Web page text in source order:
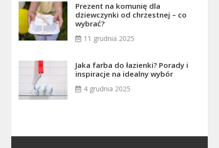
Prezent na komunię dla
dziewczynki od chrzestnej – co
wybrać?
11 grudnia 2025
Jaka farba do łazienki? Porady i
inspiracje na idealny wybór
4 grudnia 2025